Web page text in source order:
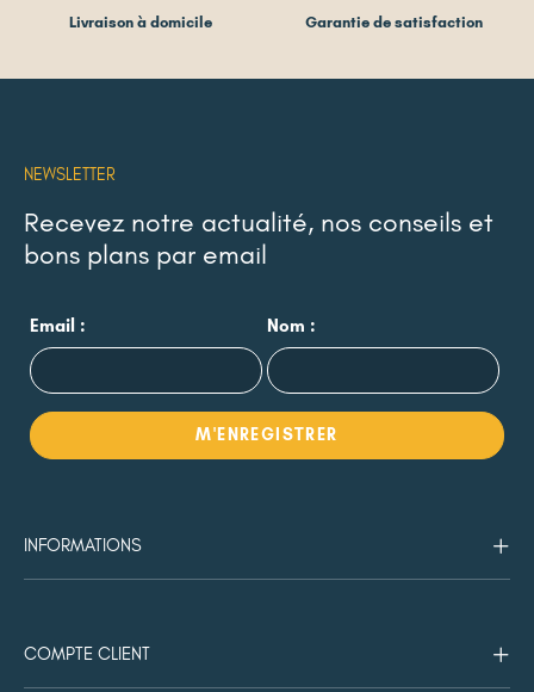
Livraison à domicile Garantie de satisfaction
NEWSLETTER
Recevez notre actualité, nos conseils et
bons plans par email
Email : Nom :
INFORMATIONS
COMPTE CLIENT